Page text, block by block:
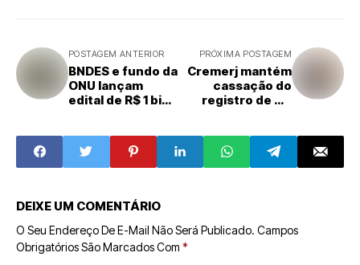
POSTAGEM ANTERIOR
BNDES e fundo da
ONU lançam
edital de R$ 1 bi
PRÓXIMA POSTAGEM
Cremerj mantém
cassação do
registro de Dr.
DEIXE UM COMENTÁRIO
O Seu Endereço De E-Mail Não Será Publicado. Campos
Obrigatórios São Marcados Com *